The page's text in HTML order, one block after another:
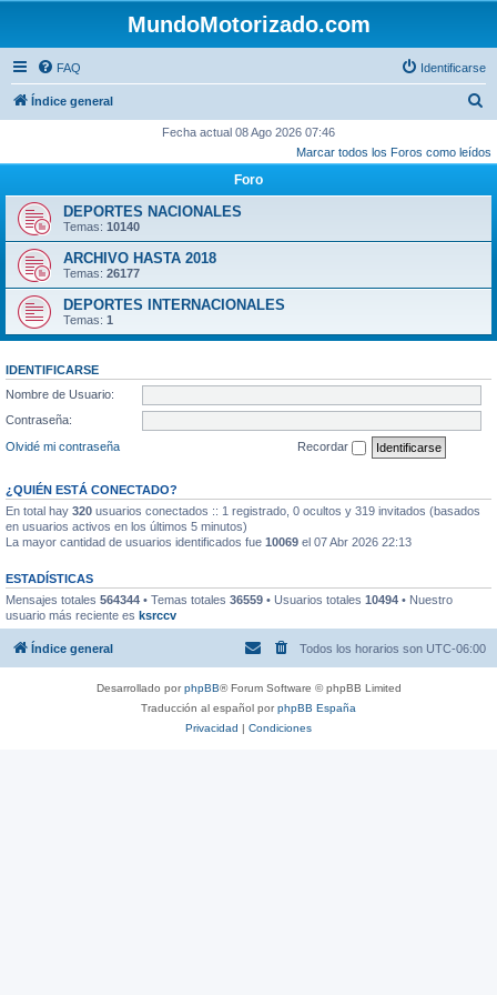
MundoMotorizado.com
FAQ Identificarse
Índice general
s
Fecha actual 08 Ago 2026 07:46
Marcar todos los Foros como leídos
Foro
DEPORTES NACIONALES
Temas: 10140
ARCHIVO HASTA 2018
Temas: 26177
DEPORTES INTERNACIONALES
Temas: 1
IDENTIFICARSE
Nombre de Usuario:
Contraseña:
Olvidé mi contraseña
Recordar
¿QUIÉN ESTÁ CONECTADO?
En total hay 320 usuarios conectados :: 1 registrado, 0 ocultos y 319 invitados (basados
en usuarios activos en los últimos 5 minutos)
La mayor cantidad de usuarios identificados fue 10069 el 07 Abr 2026 22:13
ESTADÍSTICAS
Mensajes totales 564344 • Temas totales 36559 • Usuarios totales 10494 • Nuestro
usuario más reciente es ksrccv
Índice general Todos los horarios son UTC-06:00
Desarrollado porphpBB® Forum Software © phpBB Limited
Traducción al español porphpBB España
Privacidad | Condiciones